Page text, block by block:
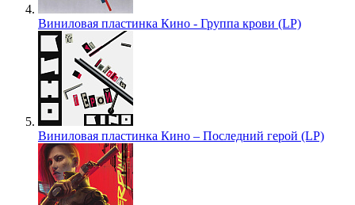
Виниловая пластинка Кино - Группа крови (LP)
Виниловая пластинка Кино – Последний герой (LP)